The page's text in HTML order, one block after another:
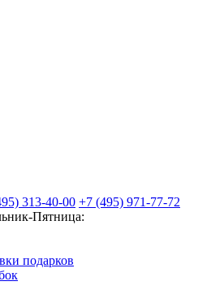
313-40-00 +7 (495) 971-77-72
Пятница:
подарков